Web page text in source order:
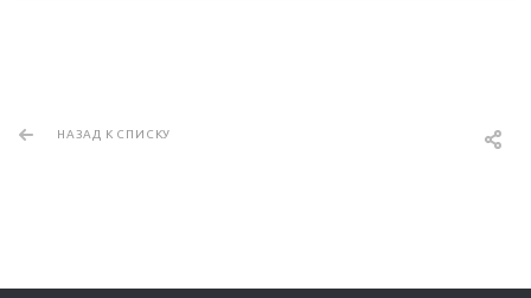
НАЗАД К СПИСКУ